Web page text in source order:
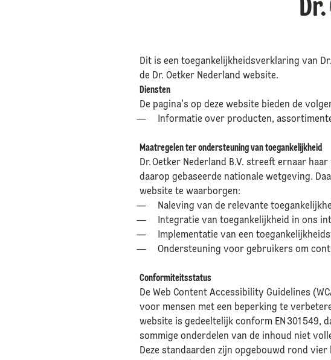
Dit is een toegankelijkheidsverklaring van
de Dr. Oetker Nederland website.
Diensten
De pagina's op deze website bieden de
Informatie over producten,
Maatregelen ter ondersteuning van toegankelijkheid
Dr. Oetker Nederland B.V. streeft ernaar
daarop gebaseerde nationale wetgeving.
website te waarborgen:
Naleving van de relevante
Integratie van toegankelijkheid in ons
Implementatie van een
Ondersteuning voor gebruikers om
Conformiteitsstatus
De Web Content Accessibility Guidelines
voor mensen met een beperking te
website is gedeeltelijk conform EN 301 549,
sommige onderdelen van de inhoud niet
Deze standaarden zijn opgebouwd rond